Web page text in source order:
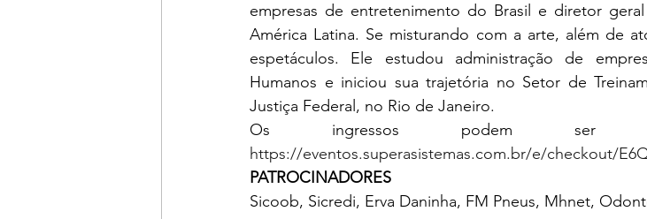
empresas de entretenimento do Brasil e diretor
América Latina. Se misturando com a arte, além de
espetáculos. Ele estudou administração de
Humanos e iniciou sua trajetória no Setor de
Justiça Federal, no Rio de Janeiro.
https://eventos.superasistemas.com.br/e/checkout/
PATROCINADORES
Sicoob, Sicredi, Erva Daninha, FM Pneus, Mhnet,